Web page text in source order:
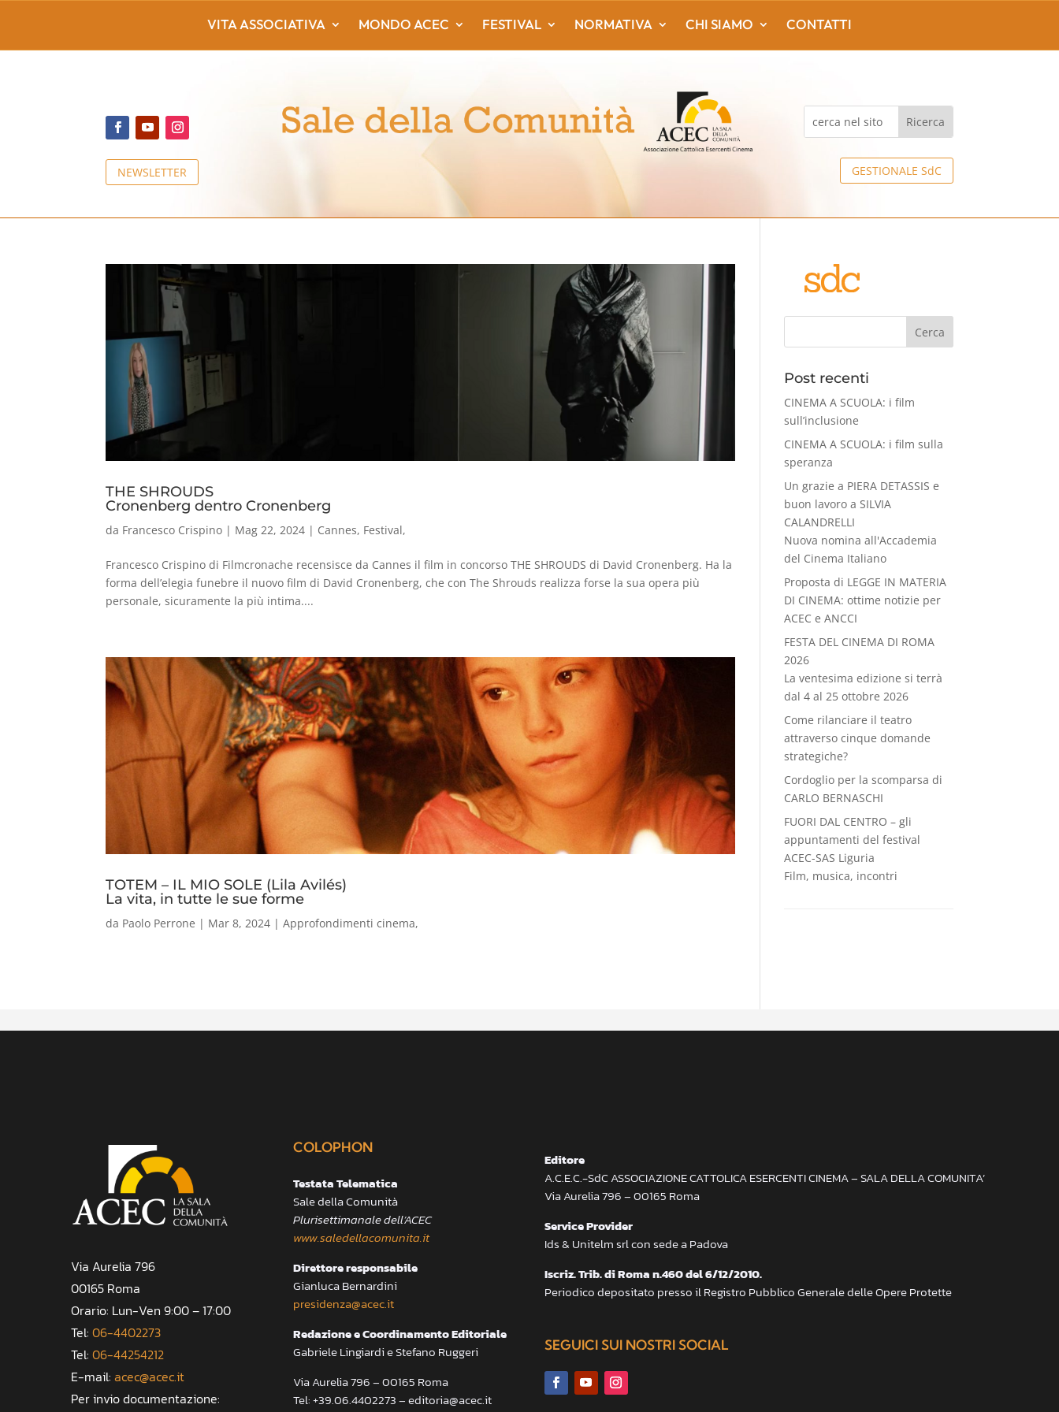
NEWSLETTER GESTIONALE SdC
VITA ASSOCIATIVA MONDO ACEC FESTIVAL NORMATIVA CHI SIAMO CONTATTI
THE SHROUDS
Cronenberg dentro Cronenberg
da Francesco Crispino | Mag 22, 2024 | Cannes, Festival,
Francesco Crispino di Filmcronache recensisce da Cannes il film in concorso THE SHROUDS di David Cronenberg. Ha la
forma dell’elegia funebre il nuovo film di David Cronenberg, che con The Shrouds realizza forse la sua opera più
personale, sicuramente la più intima....
TOTEM – IL MIO SOLE (Lila Avilés)
La vita, in tutte le sue forme
da Paolo Perrone | Mar 8, 2024 |Approfondimenti cinema,
Cerca
Post recenti
CINEMA A SCUOLA: i film
sull’inclusione
CINEMA A SCUOLA: i film sulla
speranza
Un grazie a PIERA DETASSIS e
buon lavoro a SILVIA
CALANDRELLI
Nuova nomina all'Accademia
del Cinema Italiano
Proposta di LEGGE IN MATERIA
DI CINEMA: ottime notizie per
ACEC e ANCCI
FESTA DEL CINEMA DI ROMA
2026
La ventesima edizione si terrà
dal 4 al 25 ottobre 2026
Come rilanciare il teatro
attraverso cinque domande
strategiche?
Cordoglio per la scomparsa di
CARLO BERNASCHI
FUORI DAL CENTRO – gli
appuntamenti del festival
ACEC-SAS Liguria
Film, musica, incontri
Via Aurelia 796
00165 Roma
Orario: Lun-Ven 9:00 – 17:00
Tel: 06-4402273
Tel: 06-44254212
E-mail: acec@acec.it
Per invio documentazione:
COLOPHON
Testata Telematica
Sale della Comunità
Plurisettimanale dell’ACEC
www.saledellacomunita.it
Direttore responsabile
Gianluca Bernardini
presidenza@acec.it
Redazione e Coordinamento Editoriale
Gabriele Lingiardi e Stefano Ruggeri
Via Aurelia 796 – 00165 Roma
Tel: +39.06.4402273 – editoria@acec.it
Editore
A.C.E.C.-SdC ASSOCIAZIONE CATTOLICA ESERCENTI CINEMA – SALA DELLA COMUNITA’
Via Aurelia 796 – 00165 Roma
Service Provider
Ids & Unitelm srl con sede a Padova
Iscriz. Trib. di Roma n.460 del 6/12/2010.
Periodico depositato presso il Registro Pubblico Generale delle Opere Protette
SEGUICI SUI NOSTRI SOCIAL